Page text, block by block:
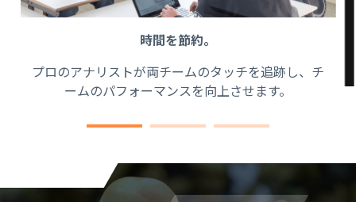
時間を節約。
プロのアナリストが両チームのタッチを追跡し、チ
ームのパフォーマンスを向上させます。